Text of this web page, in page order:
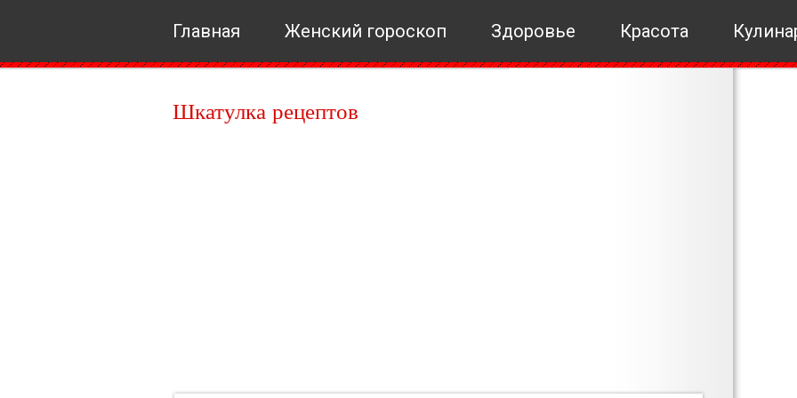
Главная Женский гороскоп Здоровье Красота
Шкатулка рецептов